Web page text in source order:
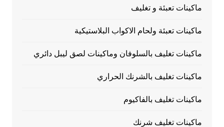
ماكينات تعبئة و تغليف
ماكينات تعبئة ولحام الاكواب البلاستيكية
ماكينات تغليف بالسلوفان وماكينات لصق ليبل دائري
ماكينات تغليف بالشرنك الحراري
ماكينات تغليف بالفاكيوم
ماكينات تغليف شرنك